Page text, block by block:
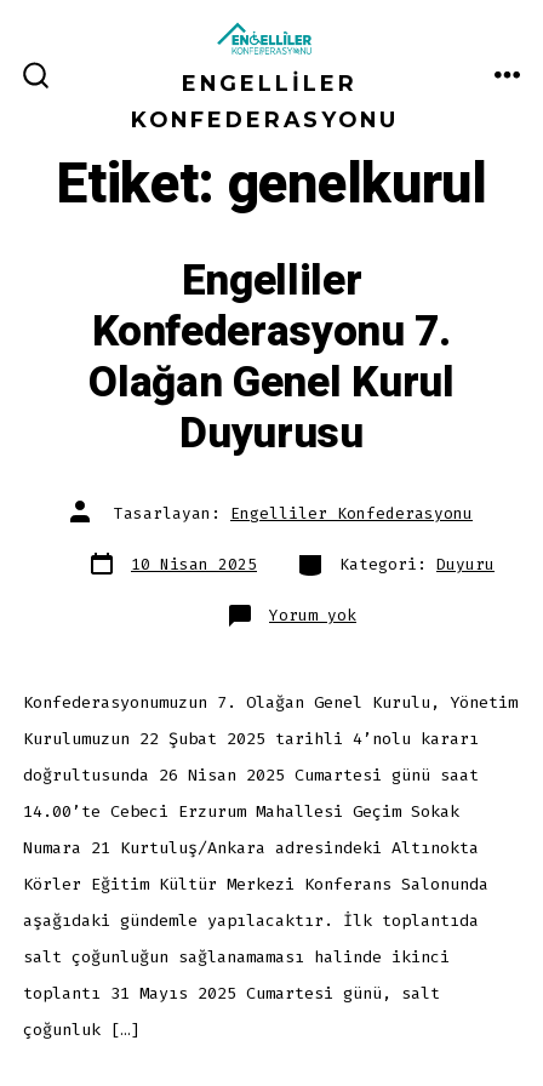
ÇUBUĞUNU
GÖSTER/GIZLE
ENGELLILER
KONFEDERASYONU
Etiket: genelkurul
Engelliler
Konfederasyonu 7.
Olağan Genel Kurul
Duyurusu
Yazının
yazarıTasarlayan: Engelliler Konfederasyonu
Yazı
tarihi10 Nisan 2025 Kategoriler
Kategori: Duyuru
Yorum yokEngelliler
Konfederasyonu
Duyurusu
Konfederasyonumuzun 7. Olağan Genel Kurulu, Yönetim
Kurulumuzun 22 Şubat 2025 tarihli 4’nolu kararı
doğrultusunda 26 Nisan 2025 Cumartesi günü saat
14.00’te Cebeci Erzurum Mahallesi Geçim Sokak
Numara 21 Kurtuluş/Ankara adresindeki Altınokta
Körler Eğitim Kültür Merkezi Konferans Salonunda
aşağıdaki gündemle yapılacaktır. İlk toplantıda
salt çoğunluğun sağlanamaması halinde ikinci
toplantı 31 Mayıs 2025 Cumartesi günü, salt
çoğunluk […]